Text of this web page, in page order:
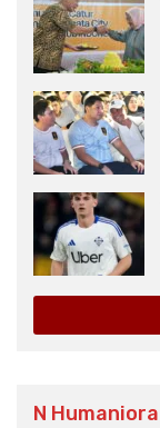
N Humaniora